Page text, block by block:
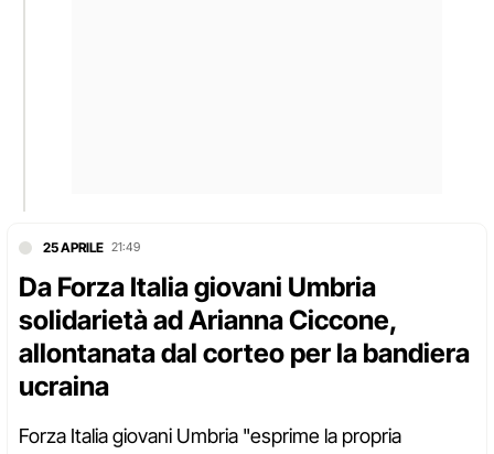
25 APRILE 21:49
Da Forza Italia giovani Umbria
solidarietà ad Arianna Ciccone,
allontanata dal corteo per la bandiera
ucraina
Forza Italia giovani Umbria "esprime la propria